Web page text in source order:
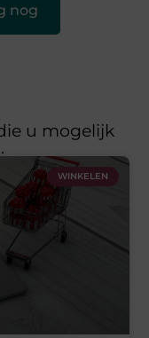
nog
u mogelijk
WINKELEN